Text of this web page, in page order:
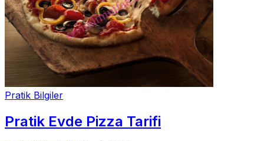
Pratik Bilgiler
Pratik Evde Pizza Tarifi